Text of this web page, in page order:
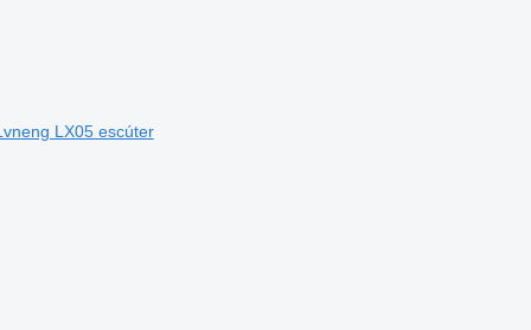
LX05 escúter